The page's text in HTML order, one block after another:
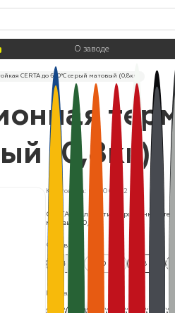
О заводе
CERTA до 650°С серый матовый (0,8кг)
(0,8кг)
Код товара: CPR00052
CERTA эмаль антикоррозионная
матовый (0,8кг)
Фасовка:
0.4 кг 520 мл 0.8 кг
Цвета: